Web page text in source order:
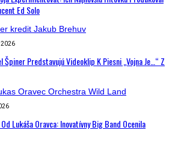
Ed Solo
2026
Špiner Predstavujú Videoklip K Piesni „Vojna Je…“ Z
Lukáša Oravca: Inovatívny Big Band Ocenila